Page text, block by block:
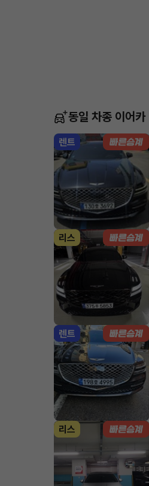
동일 차종 이어카
렌트
리스
렌트
리스